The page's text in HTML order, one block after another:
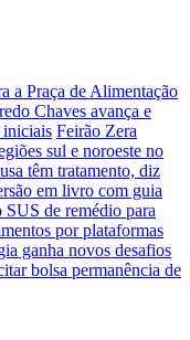
a Praça de Alimentação
Chaves avança e
iniciais Feirão Zera
sul e noroeste no
têm tratamento, diz
em livro com guia
de remédio para
por plataformas
ganha novos desafios
bolsa permanência de